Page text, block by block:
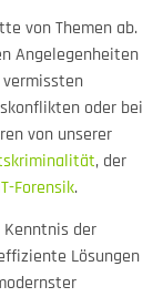
von Themen ab.
Angelegenheiten
vermissten
oder bei
von unserer
, der
Forensik.
der
Lösungen